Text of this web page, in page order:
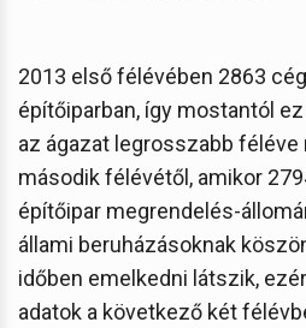
2013 első félévében 2863
építőiparban, így mostantól
az ágazat legrosszabb
második félévétől, amikor
építőipar megrendelés-
állami beruházásoknak
időben emelkedni látszik,
adatok a következő két